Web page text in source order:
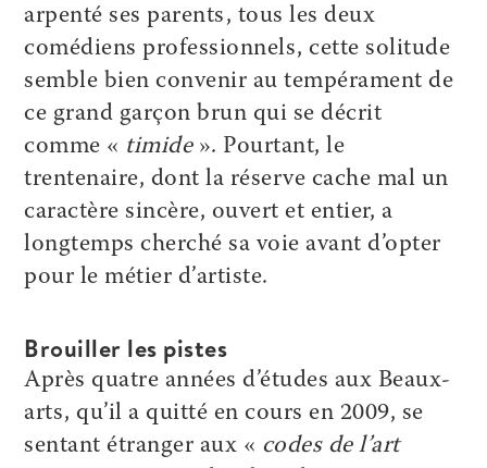
arpenté ses parents, tous les deux
comédiens professionnels, cette solitude
semble bien convenir au tempérament de
ce grand garçon brun qui se décrit
comme « timide ». Pourtant, le
trentenaire, dont la réserve cache mal un
caractère sincère, ouvert et entier, a
longtemps cherché sa voie avant d’opter
pour le métier d’artiste.
Brouiller les pistes
Après quatre années d’études aux Beaux-
arts, qu’il a quitté en cours en 2009, se
sentant étranger aux « codes de l’art